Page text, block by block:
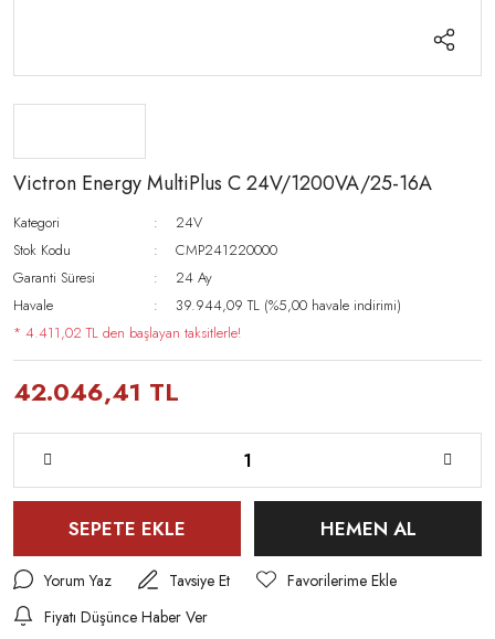
Victron Energy MultiPlus C 24V/1200VA/25-16A
Kategori
24V
Stok Kodu
CMP241220000
Garanti Süresi
24 Ay
Havale
39.944,09 TL (%5,00 havale indirimi)
* 4.411,02 TL den başlayan taksitlerle!
42.046,41 TL
SEPETE EKLE HEMEN AL
Yorum Yaz
Tavsiye Et
Fiyatı Düşünce Haber Ver